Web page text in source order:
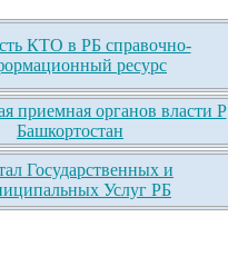
КТО в РБ справочно-
ресурс
приемная органов власти Р
Башкортостан
Государственных и
Услуг РБ